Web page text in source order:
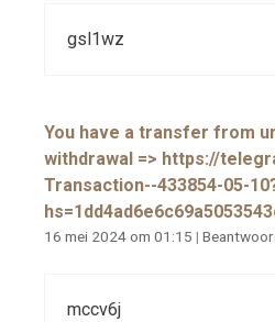
gsl1wz
You have a transfer from
withdrаwаl => https://
Transaction--433854-05-
16 mei 2024 om 01:15 |
mccv6j